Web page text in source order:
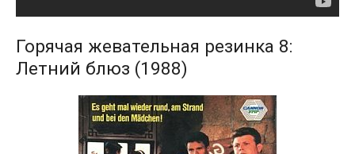
Горячая жевательная резинка 8:
Летний блюз (1988)